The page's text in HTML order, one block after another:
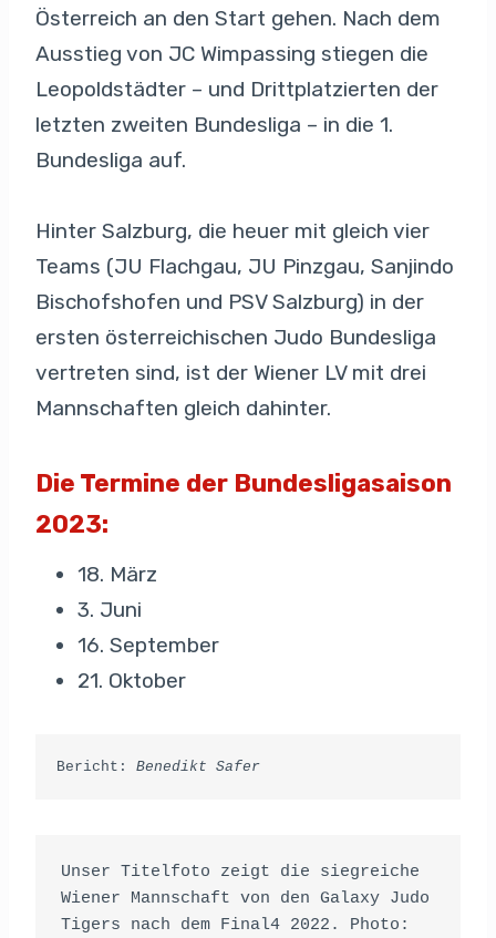
Österreich an den Start gehen. Nach dem
Ausstieg von JC Wimpassing stiegen die
Leopoldstädter – und Drittplatzierten der
letzten zweiten Bundesliga – in die 1.
Bundesliga auf.
Hinter Salzburg, die heuer mit gleich vier
Teams (JU Flachgau, JU Pinzgau, Sanjindo
Bischofshofen und PSV Salzburg) in der
ersten österreichischen Judo Bundesliga
vertreten sind, ist der Wiener LV mit drei
Mannschaften gleich dahinter.
Die Termine der Bundesligasaison
2023:
18. März
3. Juni
16. September
21. Oktober
Bericht: Benedikt Safer
Unser Titelfoto zeigt die siegreiche
Wiener Mannschaft von den Galaxy Judo
Tigers nach dem Final4 2022. Photo: